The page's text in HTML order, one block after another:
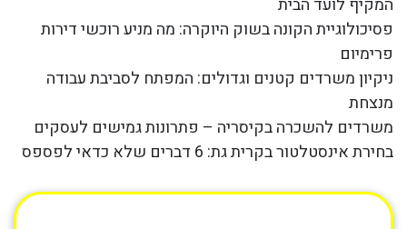
פסיכולוגיית הקונה בשוק היוקרה: מה מניע רוכשי דירות
פרימיום
ניקיון משרדים קטנים וגדולים: המפתח לסביבת עבודה
מנצחת
משרדים להשכרה בקיסריה – פתרונות גמישים לעסקים
בחירת אינסטלטור בקרית גת: 6 דברים שלא כדאי לפספס